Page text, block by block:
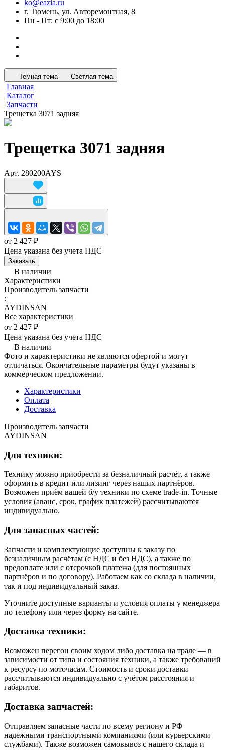
ko@eazia.ru
г. Тюмень, ул. Авторемонтная, 8
Пн - Пт: с 9:00 до 18:00
Темная тема Светлая тема
Главная
Каталог
Запчасти
Трещетка 3071 задняя
Трещетка 3071 задняя
Арт. 280200AYS
от 2 427 ₽
Цена указана без учета НДС
Заказать
В наличии
Характеристики
Производитель запчасти
:
AYDINSAN
Все характеристики
от 2 427 ₽
Цена указана без учета НДС
В наличии
Фото и характеристики не являются офертой и могут
отличаться. Окончательные параметры будут указаны в
коммерческом предложении.
Характеристики
Оплата
Доставка
Производитель запчасти
AYDINSAN
Для техники:
Технику можно приобрести за безналичный расчёт, а также
оформить в кредит или лизинг через наших партнёров.
Возможен приём вашей б/у техники по схеме trade-in. Точные
условия (аванс, срок, график платежей) рассчитываются
индивидуально.
Для запасных частей:
Запчасти и комплектующие доступны к заказу по
безналичным расчётам (с НДС и без НДС), а также по
предоплате или с отсрочкой платежа (для постоянных
партнёров и по договору). Работаем как со склада в наличии,
так и под индивидуальный заказ.
Уточните доступные варианты и условия оплаты у менеджера
по телефону или через форму на сайте.
Доставка техники:
Возможен перегон своим ходом либо доставка на трале — в
зависимости от типа и состояния техники, а также требований
к ресурсу по моточасам. Стоимость и сроки доставки
рассчитываются индивидуально с учётом расстояния и
габаритов.
Доставка запчастей:
Отправляем запасные части по всему региону и РФ
надежными транспортными компаниями (или курьерскими
службами). Также возможен самовывоз с нашего склада и